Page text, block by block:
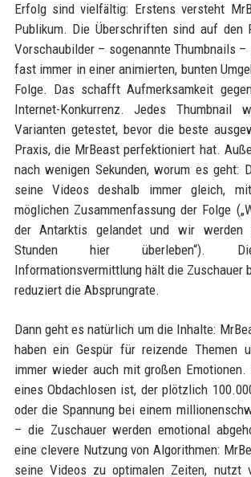
Erfolg sind vielfältig: Erstens versteht
Publikum. Die Überschriften sind auf den
Vorschaubilder – sogenannte Thumbnails –
fast immer in einer animierten, bunten
Folge. Das schafft Aufmerksamkeit
Internet-Konkurrenz. Jedes Thumbnail
Varianten getestet, bevor die beste
Praxis, die MrBeast perfektioniert hat.
nach wenigen Sekunden, worum es geht:
seine Videos deshalb immer gleich,
möglichen Zusammenfassung der Folge
der Antarktis gelandet und wir werden
Stunden hier überleben“).
Informationsvermittlung hält die Zuschauer
reduziert die Absprungrate.
Dann geht es natürlich um die Inhalte:
haben ein Gespür für reizende Themen
immer wieder auch mit großen
eines Obdachlosen ist, der plötzlich
oder die Spannung bei einem
– die Zuschauer werden emotional
eine clevere Nutzung von Algorithmen:
seine Videos zu optimalen Zeiten, nutzt